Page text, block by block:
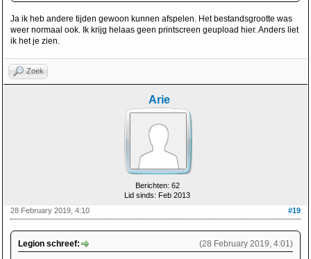
Ja ik heb andere tijden gewoon kunnen afspelen. Het bestandsgrootte was
weer normaal ook. Ik krijg helaas geen printscreen geupload hier. Anders liet
ik het je zien.
Zoek
Arie
Berichten: 62
Lid sinds: Feb 2013
#19
28 February 2019, 4:10
(28 February 2019, 4:01)
Legion schreef: